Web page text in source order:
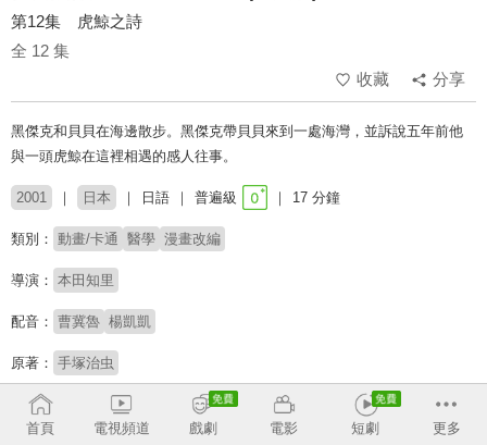
第12集 虎鯨之詩
全 12 集
收藏
分享
黑傑克和貝貝在海邊散步。黑傑克帶貝貝來到一處海灣，並訴說五年前他
與一頭虎鯨在這裡相遇的感人往事。
2001 日本 日語 普遍級 17 分鐘
類別： 動畫/卡通 醫學 漫畫改編
導演： 本田知里
配音： 曹冀魯 楊凱凱
原著： 手塚治虫
# 醫療# 醫生
首頁 電視頻道 戲劇 電影 短劇 更多